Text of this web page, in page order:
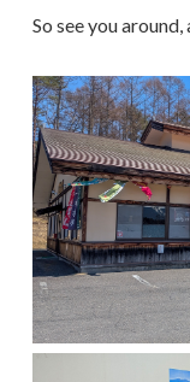
So see you